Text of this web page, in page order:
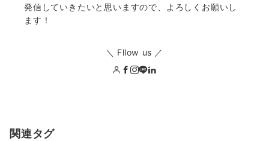
発信していきたいと思いますので、よろしくお願いし
ます！
＼ Fllow us ／
関連タグ